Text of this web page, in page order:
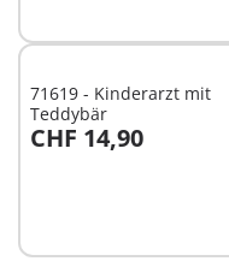
71619 - Kinderarzt mit
Teddybär
CHF 14,90
In den Warenkorb